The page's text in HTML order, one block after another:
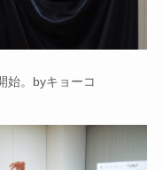
始。byキョーコ